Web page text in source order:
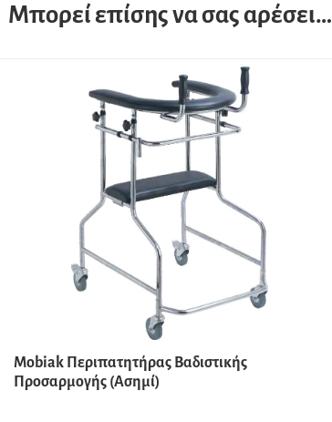
Μπορεί επίσης να σας αρέσει…
Mobiak Περιπατητήρας Βαδιστικής
Προσαρμογής (Ασημί)